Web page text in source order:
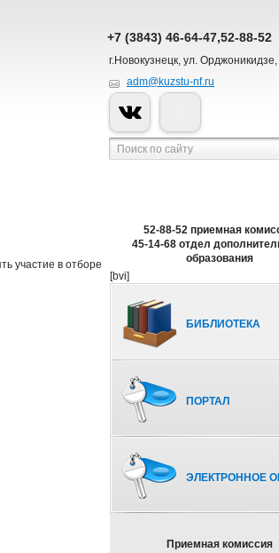
+7 (3843) 46-64-47,52-88-52
г.Новокузнецк, ул.
adm@kuzstu-nf.ru
участие в отборе
52-88-52 приемная
45-14-68 отдел
образования
[bvi]
БИБЛИОТЕКА
ПОРТАЛ
ЭЛЕКТРОННОЕ
Приемная комиссия